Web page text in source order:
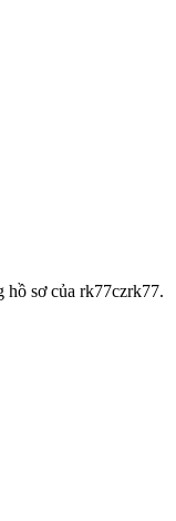
hồ sơ của rk77czrk77.